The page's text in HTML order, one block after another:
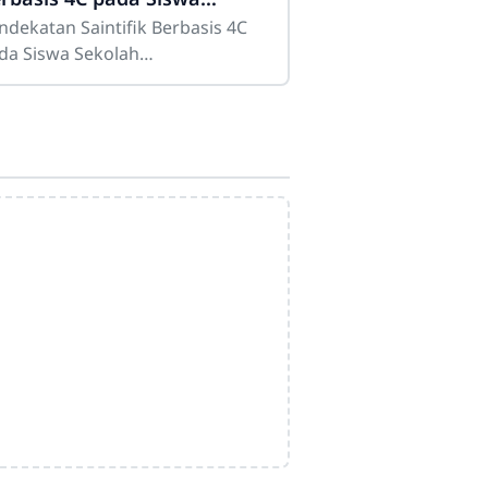
Dasar
Saintifik Berbasis 4C
Siswa Sekolah
saintifik